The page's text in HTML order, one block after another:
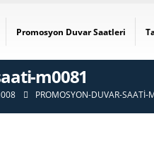
Promosyon Duvar Saatleri
m0081
PROMOSYON-DUVAR-SAATI-